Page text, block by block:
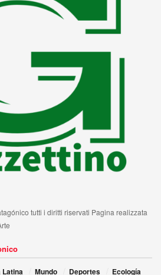
tutti i diritti riservati Pagina realizzata
Mundo Deportes Ecología